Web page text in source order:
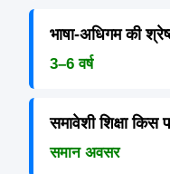
भाषा-अधिगम की
3–6 वर्ष
समावेशी शिक्षा किस
समान अवसर